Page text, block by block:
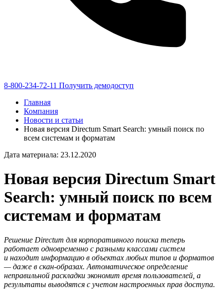
8-800-234-72-11 Получить демодоступ
Главная
Компания
Новости и статьи
Новая версия Directum Smart Search: умный поиск по
всем системам и форматам
Дата материала: 23.12.2020
Новая версия Directum Smart
Search: умный поиск по всем
системам и форматам
Решение Directum для корпоративного поиска теперь
работает одновременно с разными классами систем
и находит информацию в объектах любых типов и форматов
— даже в скан-образах. Автоматическое определение
неправильной раскладки экономит время пользователей, а
результаты выводятся с учетом настроенных прав доступа.